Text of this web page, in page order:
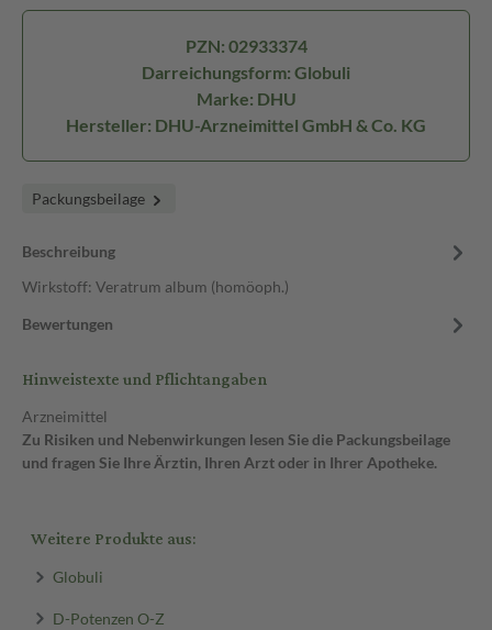
PZN: 02933374
Darreichungsform: Globuli
Marke: DHU
Hersteller: DHU-Arzneimittel GmbH & Co. KG
Packungsbeilage
Beschreibung
Wirkstoff: Veratrum album (homöoph.)
Bewertungen
Hinweistexte und Pflichtangaben
Arzneimittel
Zu Risiken und Nebenwirkungen lesen Sie die Packungsbeilage
und fragen Sie Ihre Ärztin, Ihren Arzt oder in Ihrer Apotheke.
Weitere Produkte aus:
Globuli
D-Potenzen O-Z